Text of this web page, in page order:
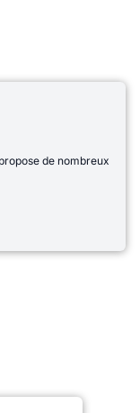
de nombreux